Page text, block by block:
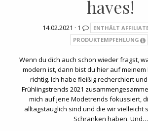
haves!
14.02.2021 · 1
ENTHÄLT
PRODUKTEMPFEHLUNG
Wenn du dich auch schon wieder fragst,
modern ist, dann bist du hier auf
richtig. Ich habe fleißig recherchiert
Frühlingstrends 2021
mich auf jene Modetrends fokussiert,
alltagstauglich sind und die wir vielleicht
Schränken haben. Und…